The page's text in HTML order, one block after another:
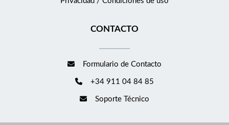
CONTACTO
Formulario de Contacto
+34 911 04 84 85
Soporte Técnico